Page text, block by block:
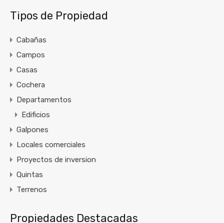
Tipos de Propiedad
Cabañas
Campos
Casas
Cochera
Departamentos
Edificios
Galpones
Locales comerciales
Proyectos de inversion
Quintas
Terrenos
Propiedades Destacadas